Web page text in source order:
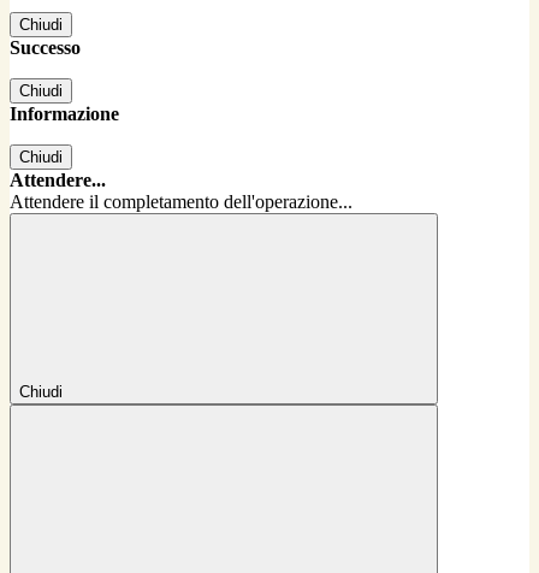
Chiudi
Successo
Chiudi
Informazione
Chiudi
Attendere...
Attendere il completamento dell'operazione...
Chiudi